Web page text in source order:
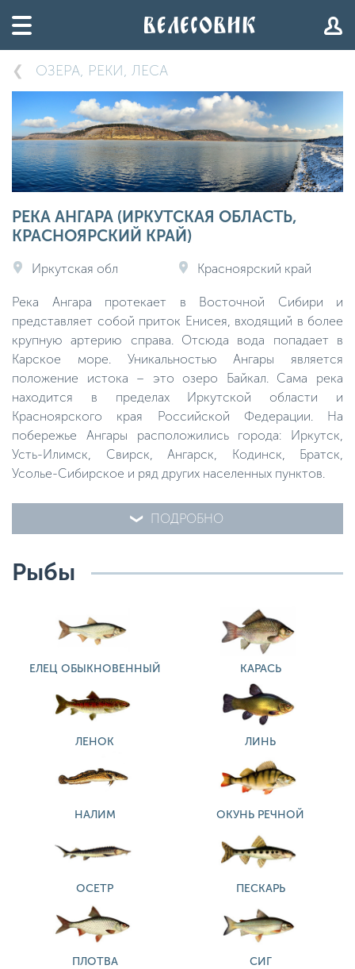
ОЗЕРА, РЕКИ, ЛЕСА
РЕКА АНГАРА (ИРКУТСКАЯ ОБЛАСТЬ,
КРАСНОЯРСКИЙ КРАЙ)
Иркутская обл Красноярский край
Река Ангара протекает в Восточной Сибири и
представляет собой приток Енисея, входящий в более
крупную артерию справа. Отсюда вода попадает в
Карское море. Уникальностью Ангары является
положение истока – это озеро Байкал. Сама река
находится в пределах Иркутской области и
Красноярского края Российской Федерации. На
побережье Ангары расположились города: Иркутск,
Усть-Илимск, Свирск, Ангарск, Кодинск, Братск,
Усолье-Сибирское и ряд других населенных пунктов.
ПОДРОБНО
Рыбы
ЕЛЕЦ ОБЫКНОВЕННЫЙ КАРАСЬ
ЛЕНОК ЛИНЬ
НАЛИМ ОКУНЬ РЕЧНОЙ
ОСЕТР ПЕСКАРЬ
ПЛОТВА СИГ